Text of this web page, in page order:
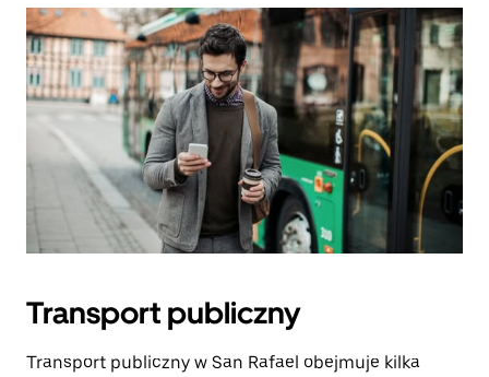
Transport publiczny
Transport publiczny w San Rafael obejmuje kilka